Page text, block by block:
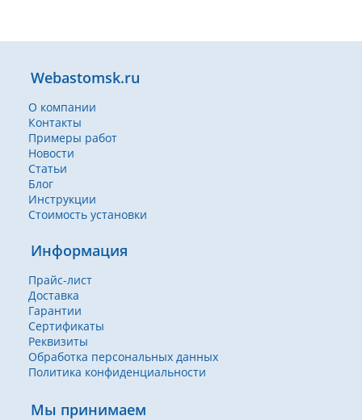
Webastomsk.ru
О компании
Контакты
Примеры работ
Новости
Статьи
Блог
Инструкции
Стоимость установки
Информация
Прайс-лист
Доставка
Гарантии
Сертификаты
Реквизиты
Обработка персональных данных
Политика конфиденциальности
Мы принимаем